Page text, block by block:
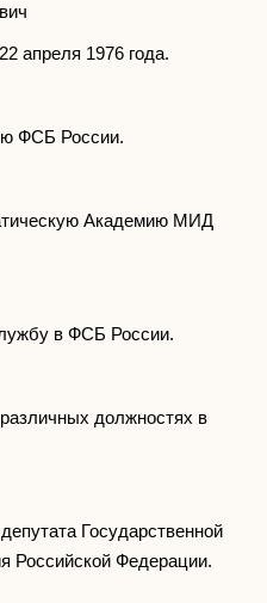
апреля 1976 года.
ФСБ России.
Академию МИД
в ФСБ России.
должностях в
Государственной
Российской Федерации.